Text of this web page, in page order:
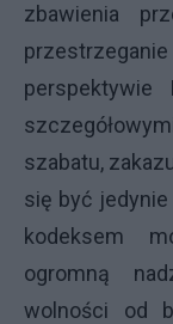
zbawienia
perspektywie
szabatu,
się być
kodeksem
ogromną
wolności od